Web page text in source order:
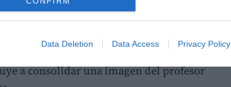
Data Deletion Data Access Privacy Policy
autoridad no puede basarse únicamente
por la conducta diaria del
de intervenir ante interrupciones o
mucho más que cualquier discurso
a consolidar una imagen del profesor